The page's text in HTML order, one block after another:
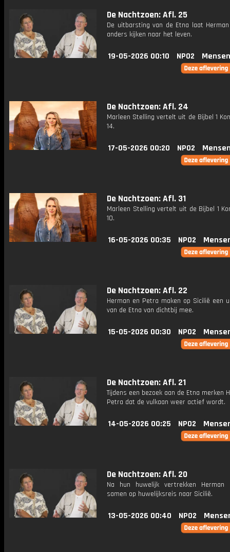
De Nachtzoen: Afl. 25
De uitbarsting van de Etna laat
anders kijken naar het leven.
19-05-2026 00:10 NPO2
De Nachtzoen: Afl. 24
Marleen Stelling vertelt uit de Bijbel 1
14.
17-05-2026 00:20 NPO2
De Nachtzoen: Afl. 31
Marleen Stelling vertelt uit de Bijbel 1
10.
16-05-2026 00:35 NPO2
De Nachtzoen: Afl. 22
Herman en Petra maken op Sicilië een
van de Etna van dichtbij mee.
15-05-2026 00:30 NPO2
De Nachtzoen: Afl. 21
Tijdens een bezoek aan de Etna merken
Petra dat de vulkaan weer actief wordt.
14-05-2026 00:25 NPO2
De Nachtzoen: Afl. 20
Na hun huwelijk vertrekken Herman
samen op huwelijksreis naar Sicilië.
13-05-2026 00:40 NPO2